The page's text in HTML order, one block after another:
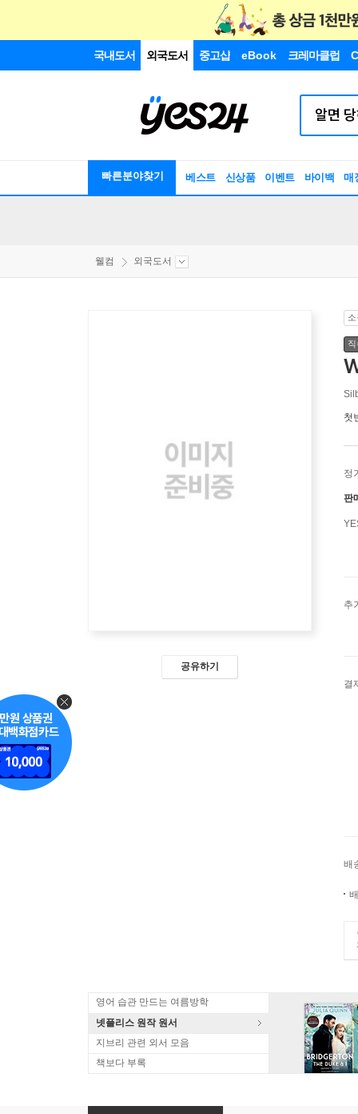
국내도서 외국도서 중고샵 eBook 크레마클럽
빠른분야찾기 베스트 신상품 이벤트 바이백 매
웰컴 외국도서
공유하기
첫
정
판
추
결
배
영어 습관 만드는 여름방학
넷플리스 원작 원서
지브리 관련 외서 모음
책보다 부록